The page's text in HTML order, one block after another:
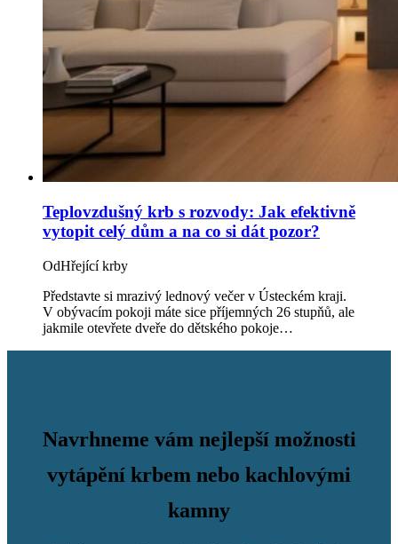
Teplovzdušný krb s rozvody: Jak efektivně
vytopit celý dům a na co si dát pozor?
OdHřející krby
Představte si mrazivý lednový večer v Ústeckém kraji.
V obývacím pokoji máte sice příjemných 26 stupňů, ale
jakmile otevřete dveře do dětského pokoje…
Navrhneme vám nejlepší možnosti
vytápění krbem nebo kachlovými
kamny